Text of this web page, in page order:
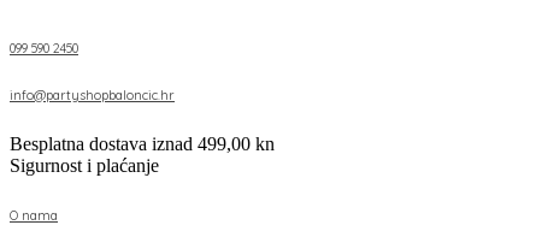
099 590 2450
info@partyshopbaloncic.hr
Besplatna dostava iznad 499,00 kn
Sigurnost i plaćanje
O nama